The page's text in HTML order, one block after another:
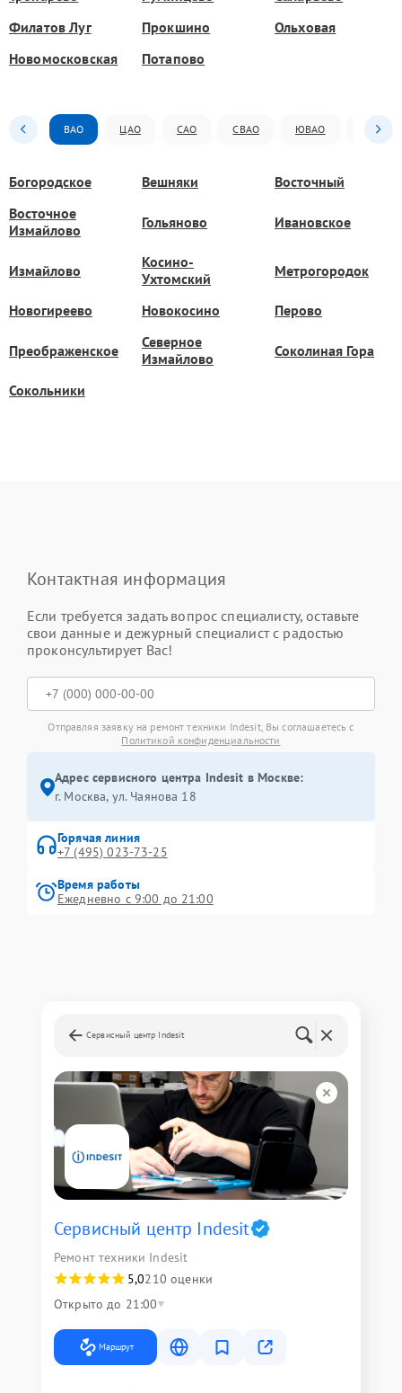
Филатов Луг
Прокшино
Ольховая
Новомосковская
Потапово
ВАО ЦАО САО СВАО ЮВАО ЮАО
Богородское Вешняки
Восточный
Восточное
Измайлово
Гольяново Ивановское
Измайлово
Косино-
Ухтомский
Метрогородок
Новогиреево Новокосино Перово
Преображенское
Северное
Измайлово
Соколиная Гора
Сокольники
Контактная информация
Если требуется задать вопрос специалисту, оставьте
свои данные и дежурный специалист с радостью
проконсультирует Вас!
Отправляя заявку на ремонт техники Indesit, Вы соглашаетесь с
Политикой конфиденциальности
Адрес сервисного центра Indesit в Москве:
г. Москва, ул. Чаянова 18
Горячая линия
+7 (495) 023-73-25
Время работы
Ежедневно с 9:00 до 21:00
Сервисный центр Indesit
Сервисный центр Indesit
Ремонт техники Indesit
5,0210 оценки
Открыто до 21:00
Маршрут